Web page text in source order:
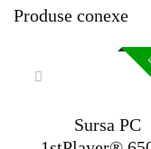
Produse conexe
Sursa PC